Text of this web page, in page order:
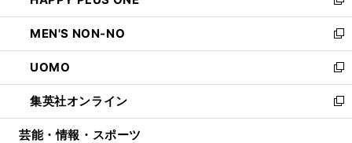
開
く
ウ
で
開
く
ン
ド
ウ
で
開
く
ウ
ィ
ン
ド
ウ
で
開
新
し
い
ウ
ィ
ン
ド
ウ
MEN'S NON-NO
新
し
い
ウ
ィ
ン
UOMO
新
し
い
ウ
集英社オンライン
新
し
芸能・情報・スポーツ